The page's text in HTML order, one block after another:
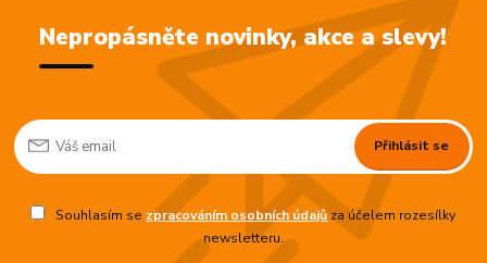
Nepropásněte novinky, akce a slevy!
Přihlásit se
Souhlasím se zpracováním osobních údajůza účelem rozesílky
newsletteru.